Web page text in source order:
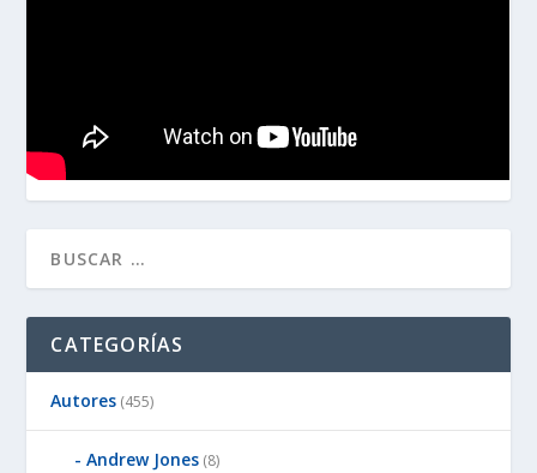
CATEGORÍAS
Autores (455)
Andrew Jones (8)